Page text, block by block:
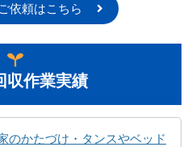
依頼はこちら
収作業実績
のかたづけ・タンスやベッド